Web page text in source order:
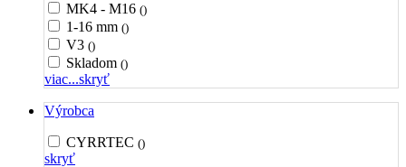
MK4 - M16 ()
1-16 mm ()
V3 ()
Skladom ()
viac...skryť
Výrobca
CYRRTEC ()
skryť